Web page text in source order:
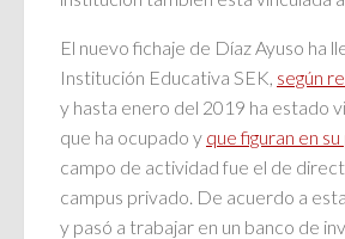
El nuevo fichaje de Díaz Ayuso ha
Institución Educativa SEK, según
y hasta enero del 2019 ha estado
que ha ocupado y que figuran en
campo de actividad fue el de
campus privado. De acuerdo a
y pasó a trabajar en un banco de